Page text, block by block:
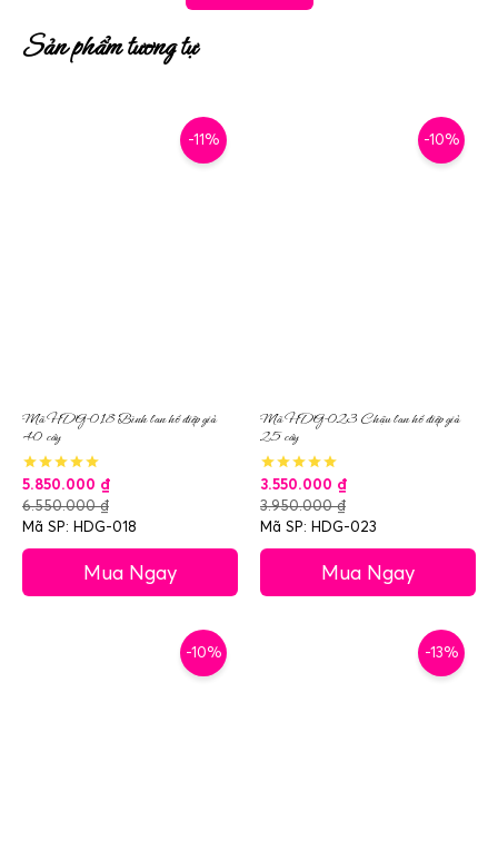
Sản phẩm tương tự
-11%
Mã HDG-018 Bình lan hồ điệp giả
40 cây
5.850.000 ₫
6.550.000₫
Mã SP: HDG-018
Mua Ngay
-10%
Mã HDG-023 Chậu lan hồ điệp giả
25 cây
3.550.000 ₫
3.950.000₫
Mã SP: HDG-023
Mua Ngay
-10% -13%